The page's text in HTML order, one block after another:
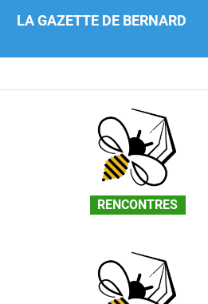
LA GAZETTE DE BERNARD
RENCONTRES